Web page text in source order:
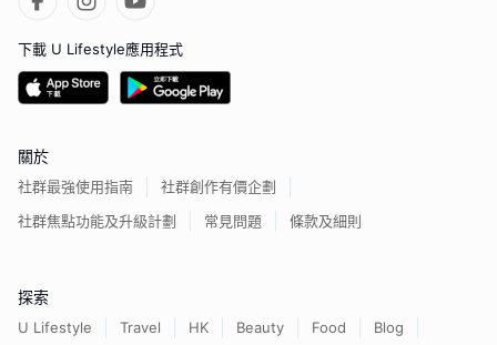
下載 U Lifestyle應用程式
關於
社群最強使用指南
社群創作有價企劃
社群焦點功能及升級計劃
常見問題 條款及細則
探索
U Lifestyle Travel HK Beauty Food
Blog